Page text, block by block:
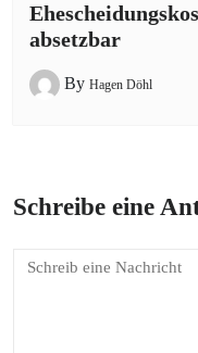
absetzbar
By Hagen Döhl
Schreibe eine